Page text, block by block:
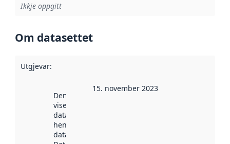
Ikkje oppgitt
Om datasettet
Utgjevar:
Denne datoen
viser når
datasettet vart
henta inn av
data.norge.no.
15. november 2023